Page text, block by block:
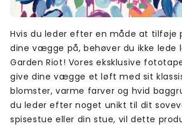
Hvis du leder efter en måde at tilføje
dine vægge på, behøver du ikke lede
Garden Riot! Vores eksklusive
give dine vægge et løft med sit
blomster, varme farver og hvid
du leder efter noget unikt til dit
spisestue eller din stue, vil dette